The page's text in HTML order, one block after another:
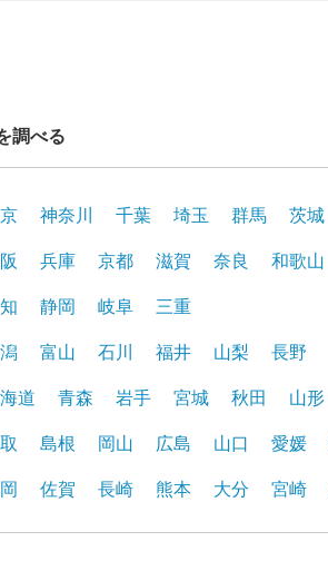
調べる
神奈川 千葉 埼玉 群馬 茨城
兵庫 京都 滋賀 奈良 和歌山
静岡 岐阜 三重
富山 石川 福井 山梨 長野
道 青森 岩手 宮城 秋田 山形
島根 岡山 広島 山口 愛媛
佐賀 長崎 熊本 大分 宮崎